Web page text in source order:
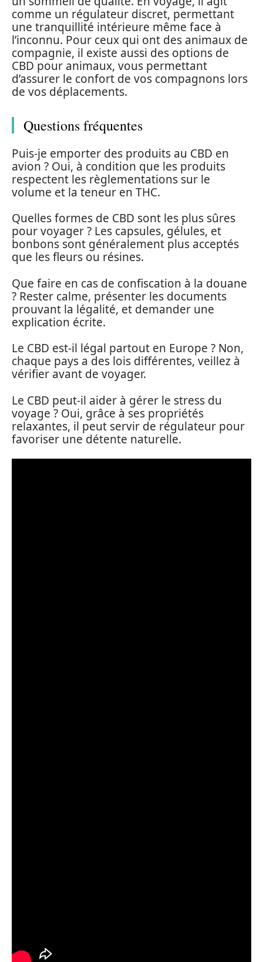
comme un régulateur discret, permettant
une tranquillité intérieure même face à
l’inconnu. Pour ceux qui ont des animaux de
compagnie, il existe aussi des options de
CBD pour animaux, vous permettant
d’assurer le confort de vos compagnons lors
de vos déplacements.
Questions fréquentes
Puis-je emporter des produits au CBD en
avion ? Oui, à condition que les produits
respectent les règlementations sur le
volume et la teneur en THC.
Quelles formes de CBD sont les plus sûres
pour voyager ? Les capsules, gélules, et
bonbons sont généralement plus acceptés
que les fleurs ou résines.
Que faire en cas de confiscation à la douane
? Rester calme, présenter les documents
prouvant la légalité, et demander une
explication écrite.
Le CBD est-il légal partout en Europe ? Non,
chaque pays a des lois différentes, veillez à
vérifier avant de voyager.
Le CBD peut-il aider à gérer le stress du
voyage ? Oui, grâce à ses propriétés
relaxantes, il peut servir de régulateur pour
favoriser une détente naturelle.